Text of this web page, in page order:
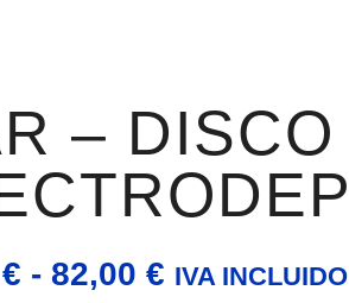
– DISCO
€ - 82,00 € IVA INCLUIDO